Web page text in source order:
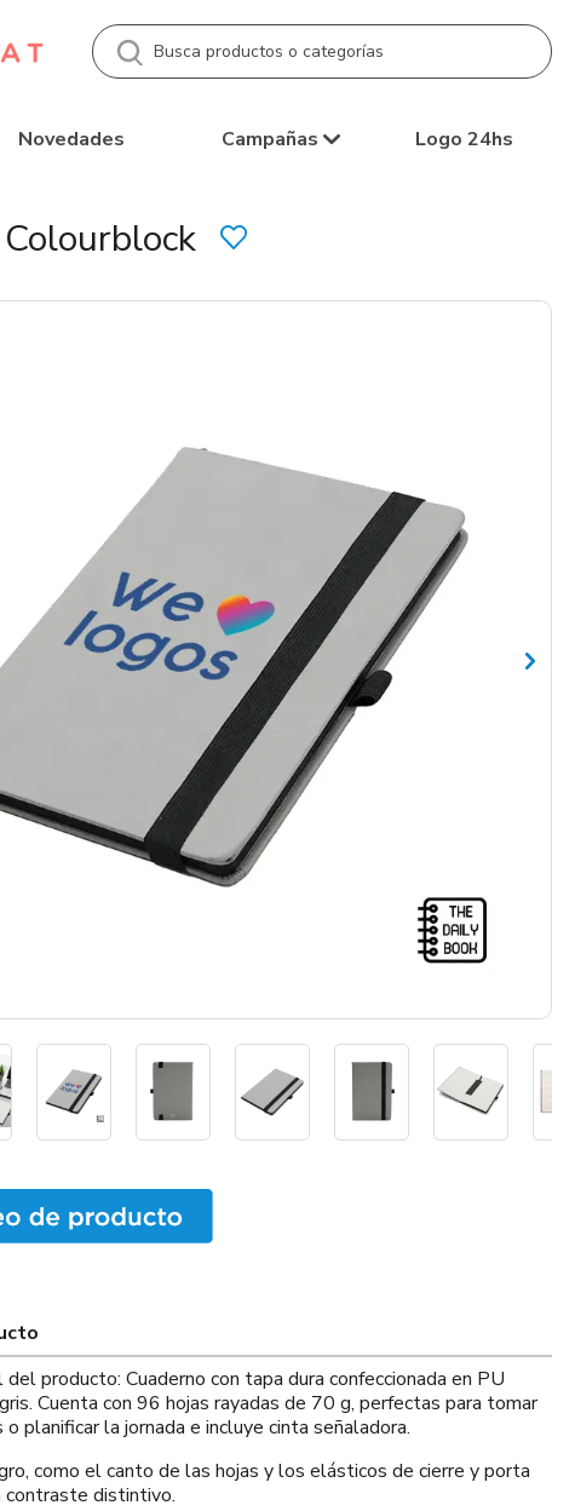
Novedades Campañas Logo 24hs
del producto: Cuaderno con tapa dura confeccionada en PU
Cuenta con 96 hojas rayadas de 70 g, perfectas para tomar
planificar la jornada e incluye cinta señaladora.
como el canto de las hojas y los elásticos de cierre y porta
contraste distintivo.